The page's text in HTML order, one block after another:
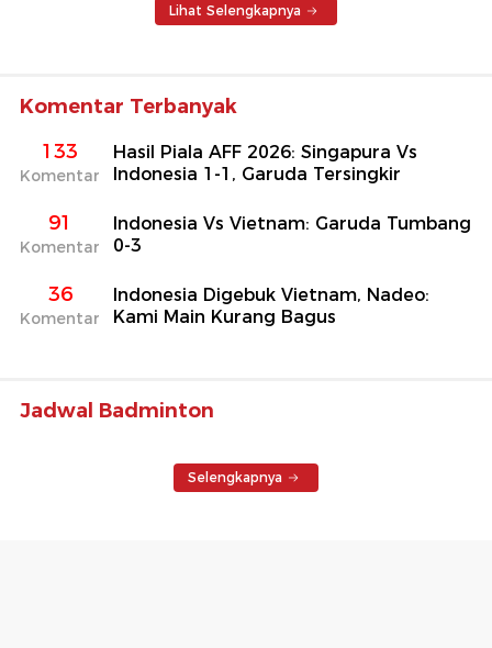
Lihat Selengkapnya
Komentar Terbanyak
133
Komentar
Hasil Piala AFF 2026: Singapura Vs
Indonesia 1-1, Garuda Tersingkir
91
Komentar
Indonesia Vs Vietnam: Garuda Tumbang
0-3
36
Komentar
Indonesia Digebuk Vietnam, Nadeo:
Kami Main Kurang Bagus
Jadwal Badminton
Selengkapnya